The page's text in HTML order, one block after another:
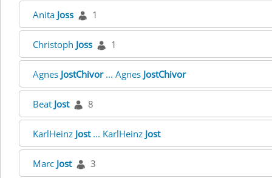
Anita Joss 1
Christoph Joss 1
Agnes JostChivor... Agnes JostChivor
Beat Jost 8
KarlHeinz Jost... KarlHeinz Jost
Marc Jost 3